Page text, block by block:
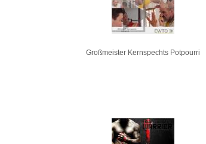
Großmeister Kernspechts Potpourri